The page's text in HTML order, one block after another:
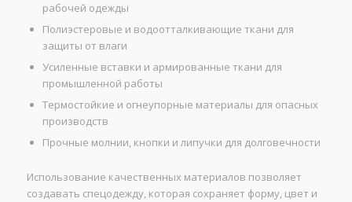
рабочей одежды
Полиэстеровые и водоотталкивающие ткани для
защиты от влаги
Усиленные вставки и армированные ткани для
промышленной работы
Термостойкие и огнеупорные материалы для опасных
производств
Прочные молнии, кнопки и липучки для долговечности
Использование качественных материалов позволяет
создавать спецодежду, которая сохраняет форму, цвет и